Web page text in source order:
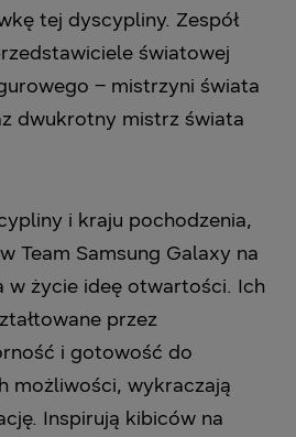
tej dyscypliny. Zespół
światowej
– mistrzyni świata
dwukrotny mistrz świata
i kraju pochodzenia,
Team Samsung Galaxy na
w życie ideę otwartości. Ich
przez
i gotowość do
możliwości, wykraczają
Inspirują kibiców na